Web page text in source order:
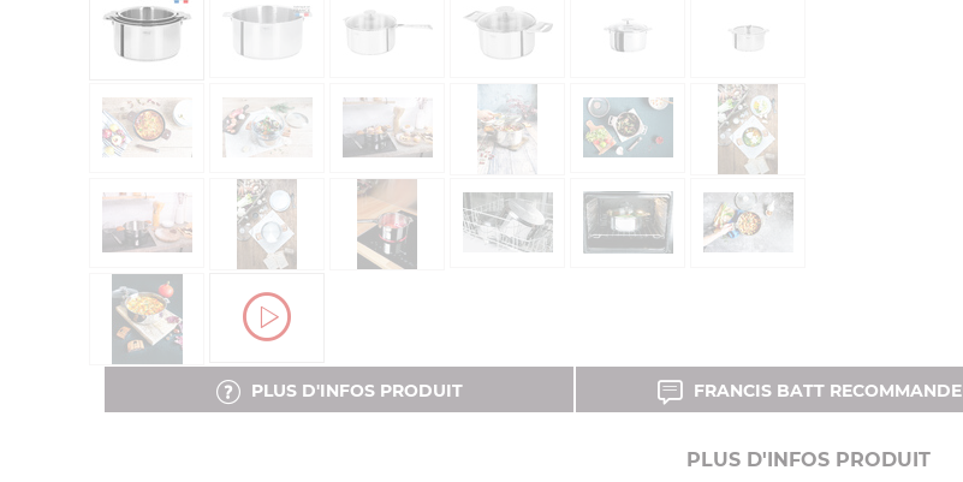
PLUS D'INFOS PRODUIT FRANCIS BATT RECOMMANDE
PLUS D'INFOS PRODUIT